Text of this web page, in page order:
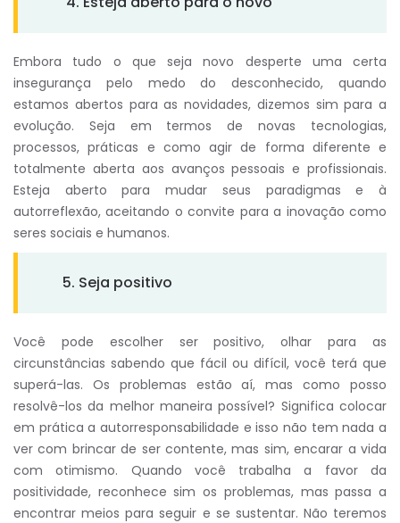
Embora tudo o que seja novo desperte uma certa
insegurança pelo medo do desconhecido, quando
estamos abertos para as novidades, dizemos sim para a
evolução. Seja em termos de novas tecnologias,
processos, práticas e como agir de forma diferente e
totalmente aberta aos avanços pessoais e profissionais.
Esteja aberto para mudar seus paradigmas e à
autorreflexão, aceitando o convite para a inovação como
seres sociais e humanos.
5. Seja positivo
Você pode escolher ser positivo, olhar para as
circunstâncias sabendo que fácil ou difícil, você terá que
superá-las. Os problemas estão aí, mas como posso
resolvê-los da melhor maneira possível? Significa colocar
em prática a autorresponsabilidade e isso não tem nada a
ver com brincar de ser contente, mas sim, encarar a vida
com otimismo. Quando você trabalha a favor da
positividade, reconhece sim os problemas, mas passa a
encontrar meios para seguir e se sustentar. Não teremos